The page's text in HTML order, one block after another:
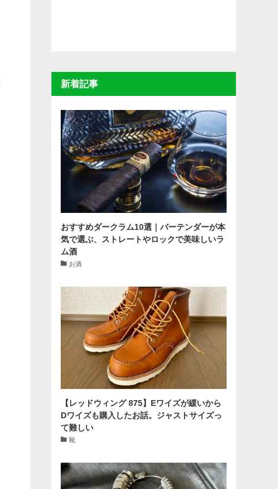
新着記事
おすすめダークラム10選｜バーテンダーが本
気で選ぶ、ストレートやロックで美味しいラ
ム酒
お酒
【レッドウィング 875】Eワイズが緩いから
Dワイズも購入したお話。ジャストサイズっ
て難しい
靴